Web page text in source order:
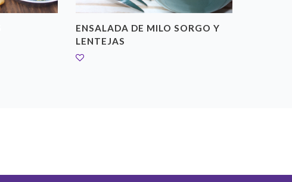
ENSALADA DE MILO SORGO Y
LENTEJAS